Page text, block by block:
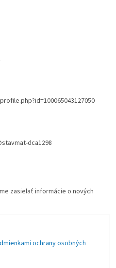
dca1298
zasielať informácie o nových
ochrany osobných